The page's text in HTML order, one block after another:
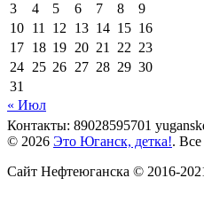
3
4 5 6 7 8
9
10 11 12 13 14 15 16
17 18 19 20 21 22 23
24 25 26 27 28 29 30
31
« Июл
Контакты: 89028595701
© 2026 Это Юганск, детка!.
Сайт Нефтеюганска © 2016-